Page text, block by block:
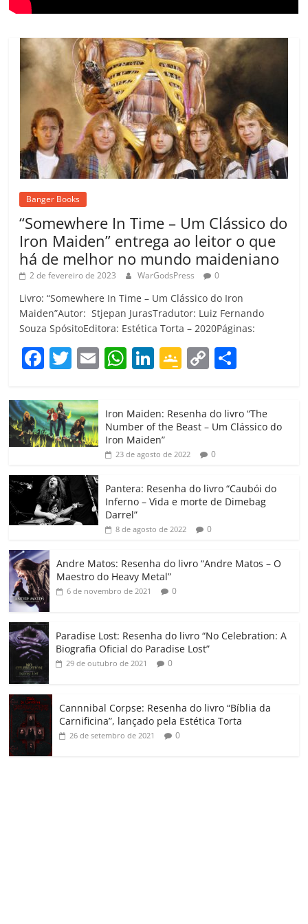
Banger Books
“Somewhere In Time – Um Clássico do
Iron Maiden” entrega ao leitor o que
há de melhor no mundo maideniano
2 de fevereiro de 2023 WarGodsPress 0
Livro: “Somewhere In Time – Um Clássico do Iron
Maiden”Autor: Stjepan JurasTradutor: Luiz Fernando
Souza SpósitoEditora: Estética Torta – 2020Páginas:
F
c
e
b
o
o
k
T
itt
er
E W
at
s
A
p
Li
e
dI
G
gl
e
Cl
a
ss
ro
o
C
p
y
Li
k
m
p
h
ar
Iron Maiden: Resenha do livro “The
Number of the Beast – Um Clássico do
Iron Maiden”
23 de agosto de 2022 0
Pantera: Resenha do livro “Caubói do
Inferno – Vida e morte de Dimebag
Darrel”
8 de agosto de 2022 0
Andre Matos: Resenha do livro “Andre Matos – O
Maestro do Heavy Metal”
6 de novembro de 2021 0
Paradise Lost: Resenha do livro “No Celebration: A
Biografia Oficial do Paradise Lost”
29 de outubro de 2021 0
Cannnibal Corpse: Resenha do livro “Bíblia da
Carnificina”, lançado pela Estética Torta
26 de setembro de 2021 0